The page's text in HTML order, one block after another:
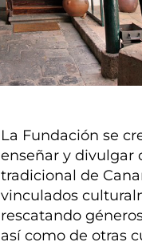
La Fundación se
enseñar y divulgar
tradicional de
vinculados
rescatando
así como de otras